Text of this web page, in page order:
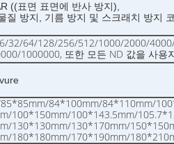
((표면 표면에 반사 방지),
질 방지, 기름 방지 및 스크래치 방지
32/64/128/256/512/1000/2000/
1000000, 또한 모든 ND 값을 사용
84*100mm/84*110mm/
100*150mm/100*143.5mm/
130*130mm/130*170mm/
180*180mm/170*190mm/